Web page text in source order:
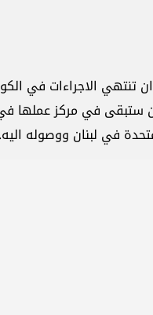
تنتهي الاجراءات في
ستبقى في مركز عملها
في لبنان ووصوله اليه.